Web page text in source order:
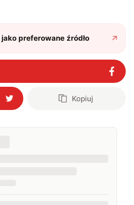
jako preferowane źródło
Kopiuj